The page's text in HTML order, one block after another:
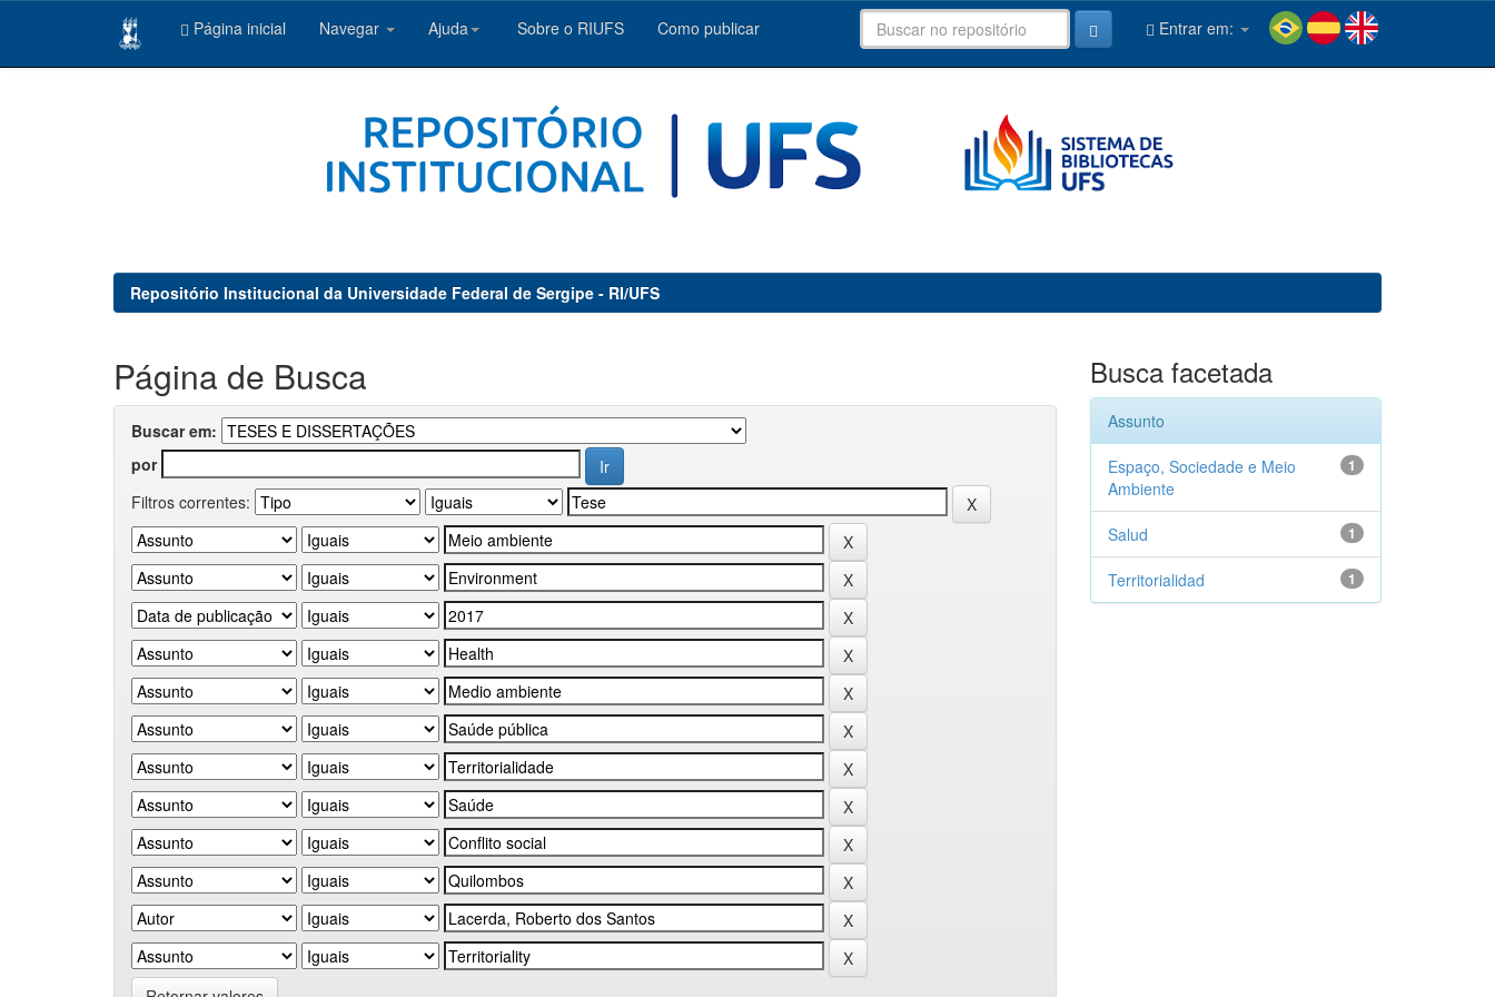
Página inicial Navegar Ajuda Sobre o RIUFS Como publicar Entrar em:
Repositório Institucional da Universidade Federal de Sergipe - RI/UFS
Página de Busca
Buscar em:
por
Filtros correntes:
Busca facetada
Assunto
1
Espaço, Sociedade e Meio
Ambiente
1
Salud
1
Territorialidad